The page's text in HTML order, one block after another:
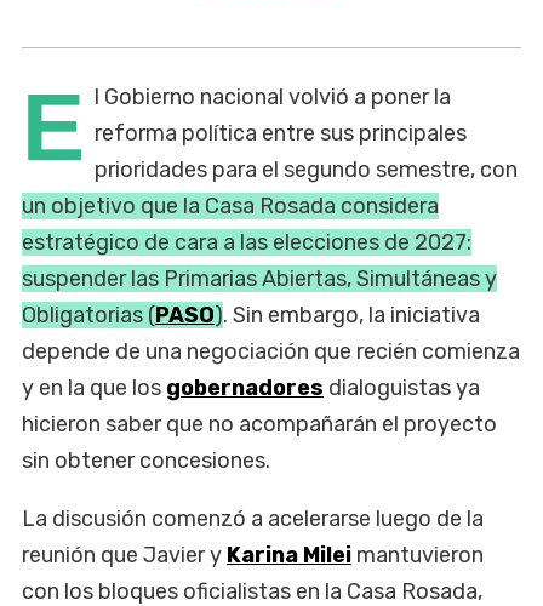
E l Gobierno nacional volvió a poner la
reforma política entre sus principales
prioridades para el segundo semestre, con
un objetivo que la Casa Rosada considera
estratégico de cara a las elecciones de 2027:
suspender las Primarias Abiertas, Simultáneas y
Obligatorias (PASO). Sin embargo, la iniciativa
depende de una negociación que recién comienza
y en la que los gobernadores dialoguistas ya
hicieron saber que no acompañarán el proyecto
sin obtener concesiones.
La discusión comenzó a acelerarse luego de la
reunión que Javier y Karina Milei mantuvieron
con los bloques oficialistas en la Casa Rosada,